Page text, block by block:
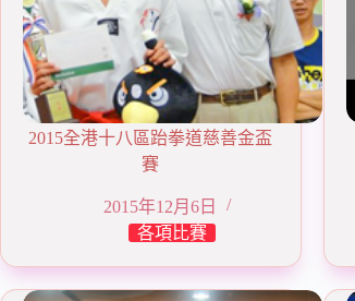
2015全港十八區跆拳道慈善金盃
賽
2015年12月6日
各項比賽